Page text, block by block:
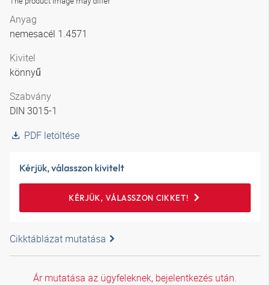
Anyag
nemesacél 1.4571
Kivitel
könnyű
Szabvány
DIN 3015-1
PDF letöltése
Kérjük, válasszon kivitelt
KÉRJÜK, VÁLASSZON CIKKET!
Cikktáblázat mutatása
Ár mutatása az ügyfeleknek, bejelentkezés után.